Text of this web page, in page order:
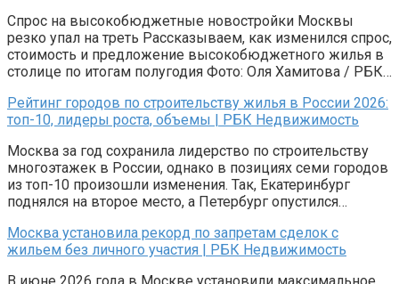
Спрос на высокобюджетные новостройки Москвы
резко упал на треть Рассказываем, как изменился спрос,
стоимость и предложение высокобюджетного жилья в
столице по итогам полугодия Фото: Оля Хамитова / РБК…
Рейтинг городов по строительству жилья в России 2026:
топ-10, лидеры роста, объемы | РБК Недвижимость
Москва за год сохранила лидерство по строительству
многоэтажек в России, однако в позициях семи городов
из топ-10 произошли изменения. Так, Екатеринбург
поднялся на второе место, а Петербург опустился…
Москва установила рекорд по запретам сделок с
жильем без личного участия | РБК Недвижимость